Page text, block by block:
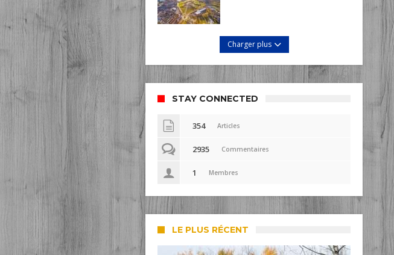
Charger plus
STAY CONNECTED
354 Articles
2935 Commentaires
1 Membres
LE PLUS RÉCENT